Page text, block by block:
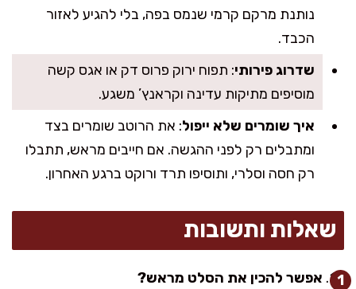
נותנת מרקם קרמי שנמס בפה, בלי להגיע לאזור
הכבד.
שדרוג פירותי: תפוח ירוק פרוס דק או אגס קשה
מוסיפים מתיקות עדינה וקראנץ’ משגע.
איך שומרים שלא ייפול: את הרוטב שומרים בצד
ומתבלים רק לפני ההגשה. אם חייבים מראש, תתבלו
רק חסה וסלרי, ותוסיפו תרד ורוקט ברגע האחרון.
שאלות ותשובות
אפשר להכין את הסלט מראש?